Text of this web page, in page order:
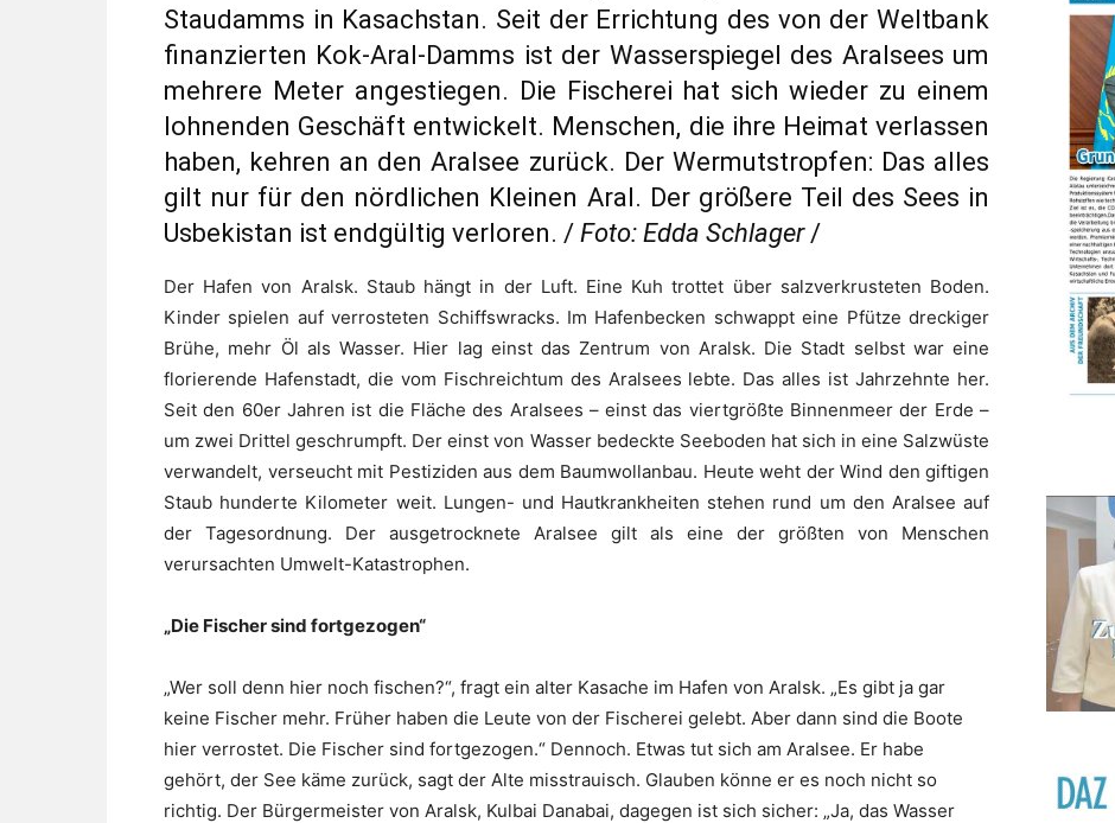
Staudamms in Kasachstan. Seit der Errichtung des von der Weltbank
finanzierten Kok-Aral-Damms ist der Wasserspiegel des Aralsees um
mehrere Meter angestiegen. Die Fischerei hat sich wieder zu einem
lohnenden Geschäft entwickelt. Menschen, die ihre Heimat verlassen
haben, kehren an den Aralsee zurück. Der Wermutstropfen: Das alles
gilt nur für den nördlichen Kleinen Aral. Der größere Teil des Sees in
Usbekistan ist endgültig verloren. / Foto: Edda Schlager/
Der Hafen von Aralsk. Staub hängt in der Luft. Eine Kuh trottet über salzverkrusteten Boden.
Kinder spielen auf verrosteten Schiffswracks. Im Hafenbecken schwappt eine Pfütze dreckiger
Brühe, mehr Öl als Wasser. Hier lag einst das Zentrum von Aralsk. Die Stadt selbst war eine
florierende Hafenstadt, die vom Fischreichtum des Aralsees lebte. Das alles ist Jahrzehnte her.
Seit den 60er Jahren ist die Fläche des Aralsees – einst das viertgrößte Binnenmeer der Erde –
um zwei Drittel geschrumpft. Der einst von Wasser bedeckte Seeboden hat sich in eine Salzwüste
verwandelt, verseucht mit Pestiziden aus dem Baumwollanbau. Heute weht der Wind den giftigen
Staub hunderte Kilometer weit. Lungen- und Hautkrankheiten stehen rund um den Aralsee auf
der Tagesordnung. Der ausgetrocknete Aralsee gilt als eine der größten von Menschen
verursachten Umwelt-Katastrophen.
„Die Fischer sind fortgezogen“
„Wer soll denn hier noch fischen?“, fragt ein alter Kasache im Hafen von Aralsk. „Es gibt ja gar
keine Fischer mehr. Früher haben die Leute von der Fischerei gelebt. Aber dann sind die Boote
hier verrostet. Die Fischer sind fortgezogen.“ Dennoch. Etwas tut sich am Aralsee. Er habe
gehört, der See käme zurück, sagt der Alte misstrauisch. Glauben könne er es noch nicht so
richtig. Der Bürgermeister von Aralsk, Kulbai Danabai, dagegen ist sich sicher: „Ja, das Wasser